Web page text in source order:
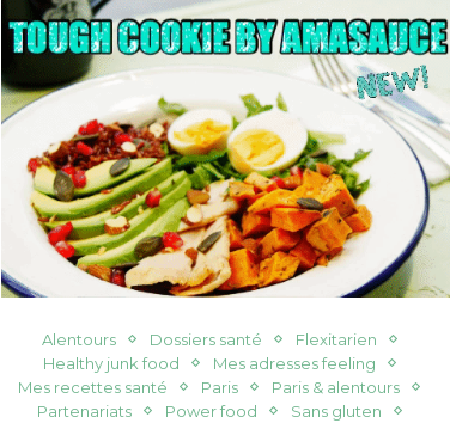
Alentours Dossiers santé
Flexitarien
Healthy junk food
Mes adresses feeling
Mes recettes santé
Paris
Paris & alentours
Partenariats
Power food
Sans gluten